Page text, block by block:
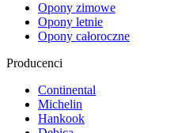
Opony zimowe
Opony letnie
Opony całoroczne
Producenci
Continental
Michelin
Hankook